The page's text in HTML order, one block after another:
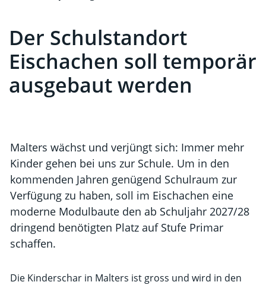
Der Schulstandort
Eischachen soll temporär
ausgebaut werden
Malters wächst und verjüngt sich: Immer mehr
Kinder gehen bei uns zur Schule. Um in den
kommenden Jahren genügend Schulraum zur
Verfügung zu haben, soll im Eischachen eine
moderne Modulbaute den ab Schuljahr 2027/28
dringend benötigten Platz auf Stufe Primar
schaffen.
Die Kinderschar in Malters ist gross und wird in den
Zugehörige Objekte